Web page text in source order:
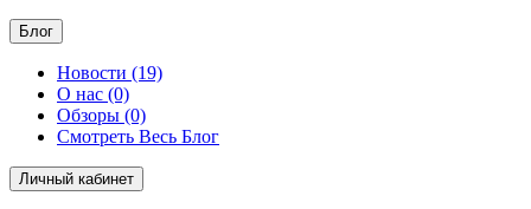
Блог
Новости (19)
О нас (0)
Обзоры (0)
Смотреть Весь Блог
Личный кабинет